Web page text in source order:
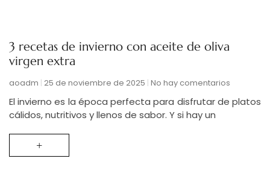
3 recetas de invierno con aceite de oliva
virgen extra
aoadm 25 de noviembre de 2025 No hay comentarios
El invierno es la época perfecta para disfrutar de platos
cálidos, nutritivos y llenos de sabor. Y si hay un
+